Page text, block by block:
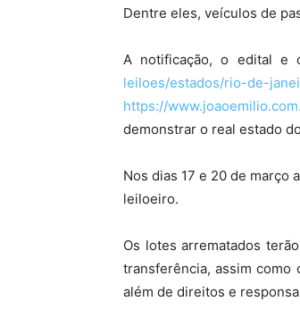
Dentre eles, veículos de
A notificação, o edital e
leiloes/estados/rio-de-
https://
demonstrar o real estado
Nos dias 17 e 20 de março
leiloeiro.
Os lotes arrematados
transferência, assim
além de direitos e